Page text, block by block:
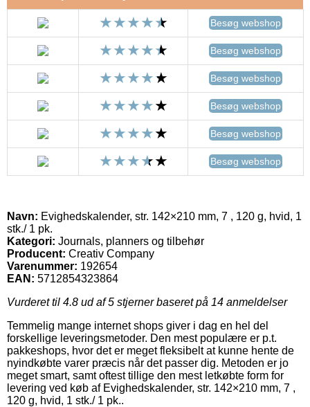
Besøg webshop
Besøg webshop
Besøg webshop
Besøg webshop
Besøg webshop
Besøg webshop
Navn: Evighedskalender, str. 142×210 mm, 7 , 120 g, hvid, 1
stk./ 1 pk.
Kategori: Journals, planners og tilbehør
Producent: Creativ Company
Varenummer: 192654
EAN: 5712854323864
Vurderet til 4.8 ud af 5 stjerner baseret på 14 anmeldelser
Temmelig mange internet shops giver i dag en hel del
forskellige leveringsmetoder. Den mest populære er p.t.
pakkeshops, hvor det er meget fleksibelt at kunne hente de
nyindkøbte varer præcis når det passer dig. Metoden er jo
meget smart, samt oftest tillige den mest letkøbte form for
levering ved køb af Evighedskalender, str. 142×210 mm, 7 ,
120 g, hvid, 1 stk./ 1 pk..